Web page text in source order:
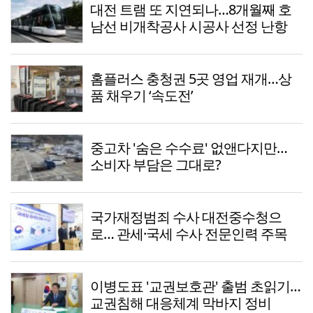
대전 트램 또 지연되나…8개월째 호
남선 비개착공사 시공사 선정 난항
홈플러스 충청권 5곳 영업 재개…상
품 채우기 ‘속도전’
중고차 '숨은 수수료' 없앤다지만…
소비자 부담은 그대로?
국가재정범죄 수사 대전중수청으
로… 관세·국세 수사 전문인력 주목
이병도표 '교권보호관' 출범 초읽기…
교권침해 대응체계 막바지 정비